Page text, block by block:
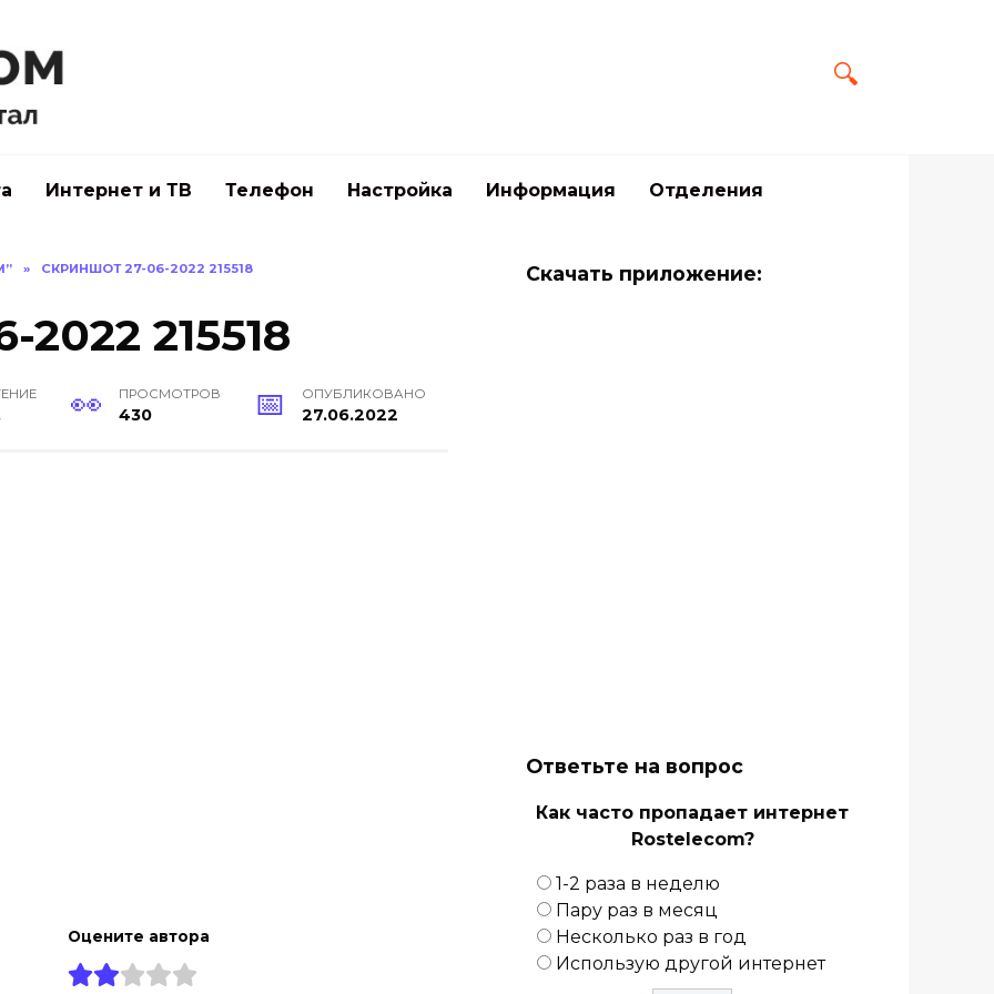
Интернет и ТВ Телефон Настройка Информация Отделения
» СКРИНШОТ 27-06-2022 215518
215518
ПРОСМОТРОВ
430
ОПУБЛИКОВАНО
27.06.2022
Оцените автора
Скачать приложение:
Ответьте на вопрос
Как часто пропадает интернет
Rostelecom?
1-2 раза в неделю
Пару раз в месяц
Несколько раз в год
Использую другой интернет